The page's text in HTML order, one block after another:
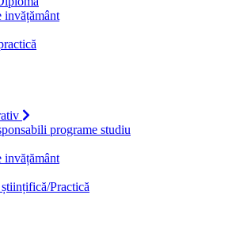
invățământ
programe studiu
invățământ
Practică